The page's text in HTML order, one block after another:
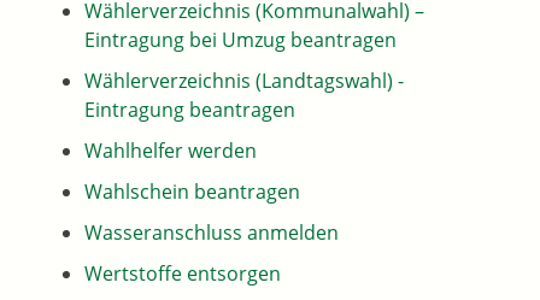
Wählerverzeichnis (Kommunalwahl) –
Eintragung bei Umzug beantragen
Wählerverzeichnis (Landtagswahl) -
Eintragung beantragen
Wahlhelfer werden
Wahlschein beantragen
Wasseranschluss anmelden
Wertstoffe entsorgen